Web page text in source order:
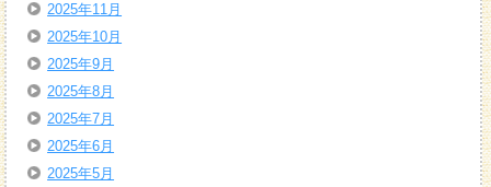
2025年11月
2025年10月
2025年9月
2025年8月
2025年7月
2025年6月
2025年5月